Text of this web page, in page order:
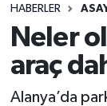
HABERLER
Neler
araç
Alanya’da
Spor
Turizm
Tüm
Son